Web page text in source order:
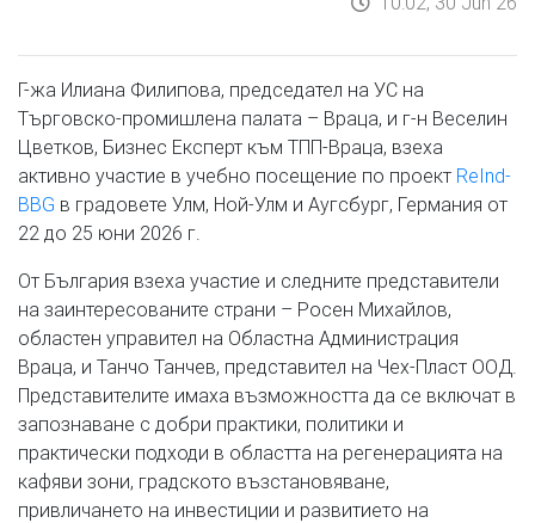
Г-жа Илиана Филипова, председател на УС на
Търговско-промишлена палата – Враца, и г-н Веселин
Цветков, Бизнес Експерт към ТПП-Враца, взеха
активно участие в учебно посещение по проект ReInd-
BBG в градовете Улм, Ной-Улм и Аугсбург, Германия от
22 до 25 юни 2026 г.
От България взеха участие и следните представители
на заинтересованите страни – Росен Михайлов,
областен управител на Областна Администрация
Враца, и Танчо Танчев, представител на Чех-Пласт ООД.
Представителите имаха възможността да се включат в
запознаване с добри практики, политики и
практически подходи в областта на регенерацията на
кафяви зони, градското възстановяване,
привличането на инвестиции и развитието на